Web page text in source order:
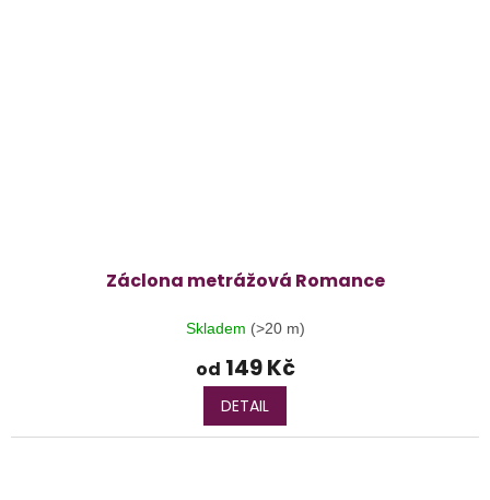
Záclona metrážová Romance
Skladem (>20 m)
od 149 Kč
DETAIL